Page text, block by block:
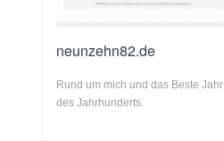
neunzehn82.de
Rund um mich und das Beste Jahr
des Jahrhunderts.